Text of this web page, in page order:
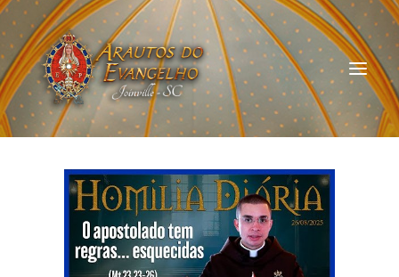
HOME
QUEM SOMOS
ARAUTOS JOINVILLE